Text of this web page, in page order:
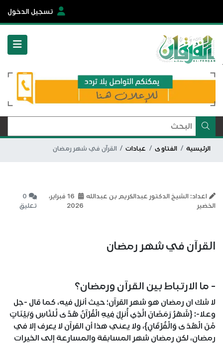
تسجيل الدخول
الرئيسية الفتاوى عبادات القرآن في شهر رمضان
اعداد: الشيخ الدكتور عبدالكريم بن عبدالله
الخضير
16 فبراير،
2026
0
تعليق
القرآن في شهر رمضان
- ما الارتباط بين القرآن ورمضان؟
لا شك ان رمضان هو شهر القرآن؛ حيث أنزل فيه، كما قال -جل
وعلا-: {شَهْرُ رَمَضَانَ الَّذِي أُنزِلَ فِيهِ الْقُرْآنُ هُدًى لِّلنَّاسِ وَبَيِّنَاتٍ
مِّنَ الْهُدَى وَالْفُرْقَانِ}، ولا يعني هذا أن القرآن لا يعرف إلا في
رمضان، لكن رمضان شهر المسابقة والمسارعة إلى الخيرات